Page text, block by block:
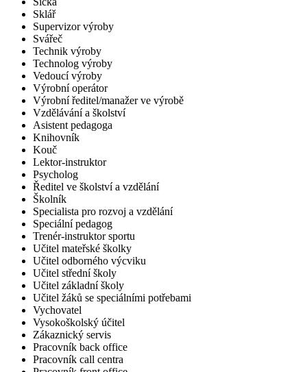
Sklář
Supervizor výroby
Svářeč
Technik výroby
Technolog výroby
Vedoucí výroby
Výrobní operátor
Výrobní ředitel/manažer ve výrobě
Vzdělávání a školství
Asistent pedagoga
Knihovník
Kouč
Lektor-instruktor
Psycholog
Ředitel ve školství a vzdělání
Školník
Specialista pro rozvoj a vzdělání
Speciální pedagog
Trenér-instruktor sportu
Učitel mateřské školky
Učitel odborného výcviku
Učitel střední školy
Učitel základní školy
Učitel žáků se speciálními potřebami
Vychovatel
Vysokoškolský účitel
Zákaznický servis
Pracovník back office
Pracovník call centra